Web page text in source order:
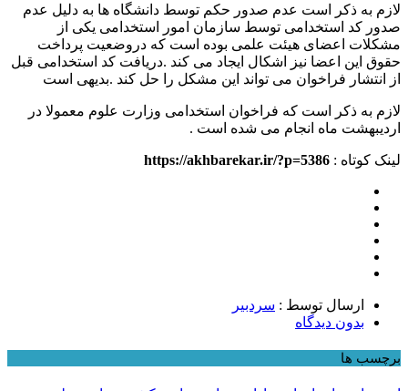
لازم به ذکر است عدم صدور حکم توسط دانشگاه ها به دلیل عدم
صدور کد استخدامی توسط سازمان امور استخدامی یکی از
مشکلات اعضای هیئت علمی بوده است که دروضعیت پرداخت
حقوق این اعضا نیز اشکال ایجاد می کند .دریافت کد استخدامی قبل
از انتشار فراخوان می تواند این مشکل را حل کند .بدیهی است
لازم به ذکر است که فراخوان استخدامی وزارت علوم معمولا در
اردیبهشت ماه انجام می شده است .
لینک کوتاه : https://akhbarekar.ir/?p=5386
ارسال توسط : سردبیر
بدون دیدگاه
برچسب ها